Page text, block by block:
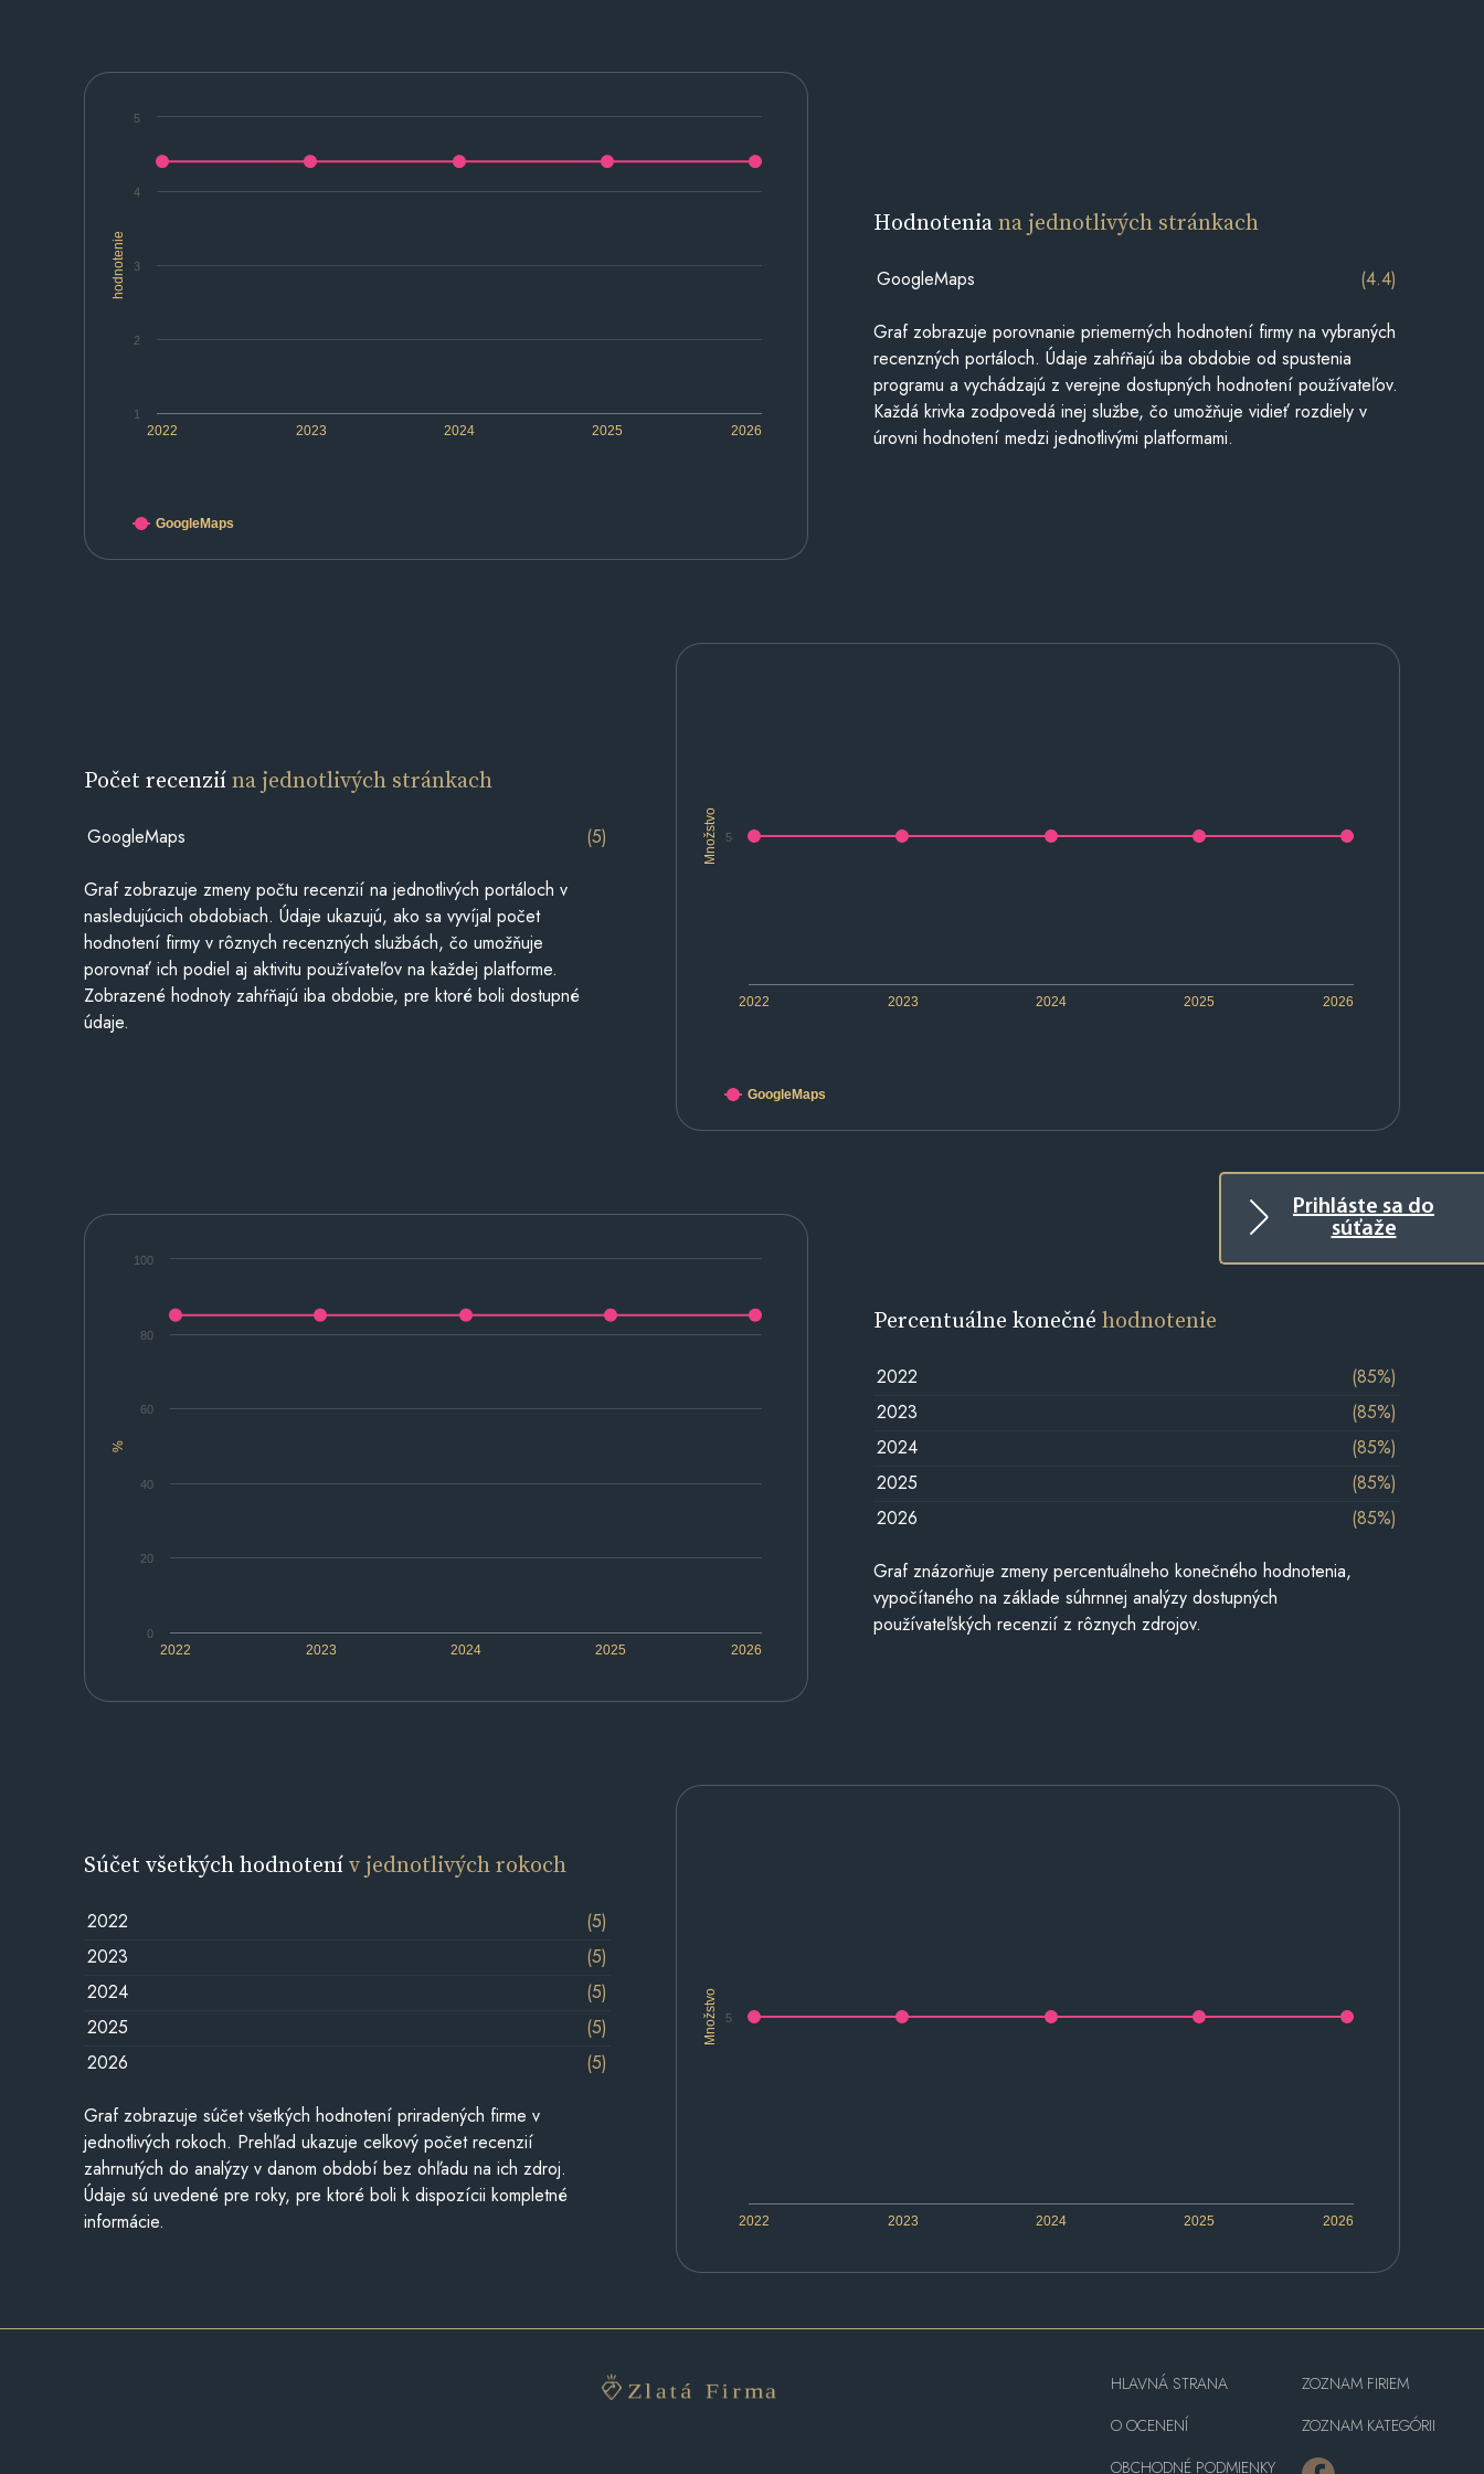
Prihláste sa do
súťaže
hodnotenie
2022 2023 2024 2025 2026
1
2
3
4
5
GoogleMaps
Hodnoteniana jednotlivých stránkach
GoogleMaps (4.4)
Graf zobrazuje porovnanie priemerných hodnotení firmy na vybraných
recenzných portáloch. Údaje zahŕňajú iba obdobie od spustenia
programu a vychádzajú z verejne dostupných hodnotení používateľov.
Každá krivka zodpovedá inej službe, čo umožňuje vidieť rozdiely v
úrovni hodnotení medzi jednotlivými platformami.
Množstvo
2022 2023 2024 2025 2026
5
GoogleMaps
Počet recenziína jednotlivých stránkach
GoogleMaps (5)
Graf zobrazuje zmeny počtu recenzií na jednotlivých portáloch v
nasledujúcich obdobiach. Údaje ukazujú, ako sa vyvíjal počet
hodnotení firmy v rôznych recenzných službách, čo umožňuje
porovnať ich podiel aj aktivitu používateľov na každej platforme.
Zobrazené hodnoty zahŕňajú iba obdobie, pre ktoré boli dostupné
údaje.
%
2022 2023 2024 2025 2026
0
20
40
60
80
100
Percentuálne konečnéhodnotenie
2022
(85%)
2023
(85%)
2024
(85%)
2025
(85%)
2026
(85%)
Graf znázorňuje zmeny percentuálneho konečného hodnotenia,
vypočítaného na základe súhrnnej analýzy dostupných
používateľských recenzií z rôznych zdrojov.
Množstvo
2022 2023 2024 2025 2026
5
Súčet všetkých hodnotenív jednotlivých rokoch
2022
(5)
2023
(5)
2024
(5)
2025
(5)
2026
(5)
Graf zobrazuje súčet všetkých hodnotení priradených firme v
jednotlivých rokoch. Prehľad ukazuje celkový počet recenzií
zahrnutých do analýzy v danom období bez ohľadu na ich zdroj.
Údaje sú uvedené pre roky, pre ktoré boli k dispozícii kompletné
informácie.
HLAVNÁ STRANA
O OCENENÍ
OBCHODNÉ PODMIENKY
ZOZNAM FIRIEM
ZOZNAM KATEGÓRII